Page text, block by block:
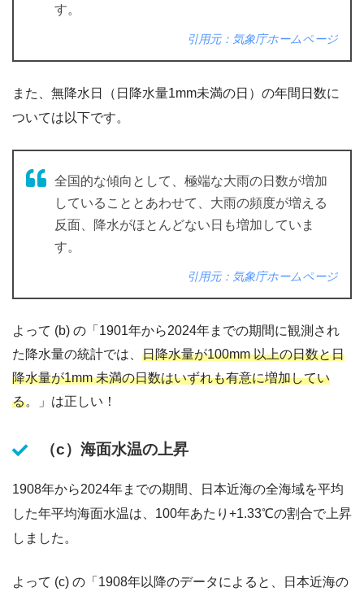
す。
引用元：気象庁ホームページ
また、無降水日（日降水量1mm未満の日）の年間日数に
ついては以下です。
全国的な傾向として、極端な大雨の日数が増加
していることとあわせて、大雨の頻度が増える
反面、降水がほとんどない日も増加していま
す。
引用元：気象庁ホームページ
よって (b) の「1901年から2024年までの期間に観測され
た降水量の統計では、 日降水量が100mm 以上の日数と日
降水量が1mm 未満の日数はいずれも有意に増加してい
る。」は正しい！
（c）海面水温の上昇
1908年から2024年までの期間、日本近海の全海域を平均
した年平均海面水温は、100年あたり+1.33℃の割合で上昇
しました。
よって (c) の「1908年以降のデータによると、日本近海の